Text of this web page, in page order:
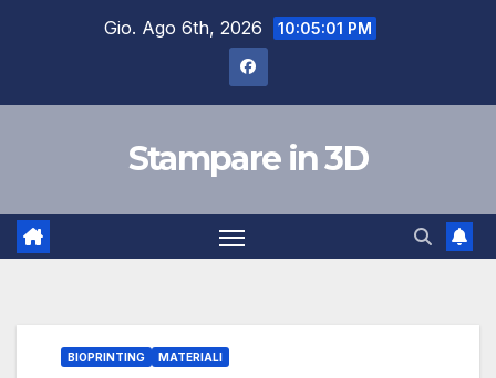
Gio. Ago 6th, 2026 10:05:02 PM
Stampare in 3D
BIOPRINTING MATERIALI